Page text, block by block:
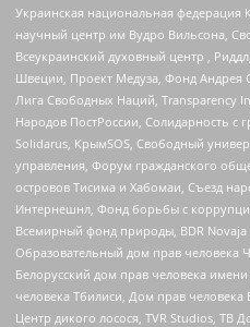
Украинская национальная
научный центр им Вудро Вильсона,
Всеукраинский духовный центр ,
Швеции, Проект Медуза, Фонд Андрея
Лига Свободных Наций, Transparеncy
Народов ПостРоссии, Солидарность с
Solidarus, КрымSOS, Свободный
управления, Форум гражданского
островов Тисима и Хабомаи, Съезд
Интернешнл, Фонд борьбы с
Всемирный фонд природы, BDR Novaja
Образовательный дом прав человека
Белорусский дом прав человека
человека Тбилиси, Дом прав
Центр дикого лосося, TVR Studios, ТВ